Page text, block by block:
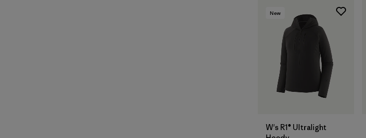
New
W's R1® Ultralight